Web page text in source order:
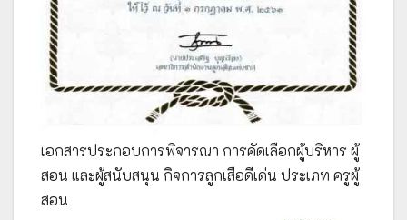
เอกสารประกอบการพิจารณา การคัดเลือกผู้บริหาร ผู้
สอน และผู้สนับสนุน กิจการลูกเสือดีเด่น ประเภท ครูผู้
สอน